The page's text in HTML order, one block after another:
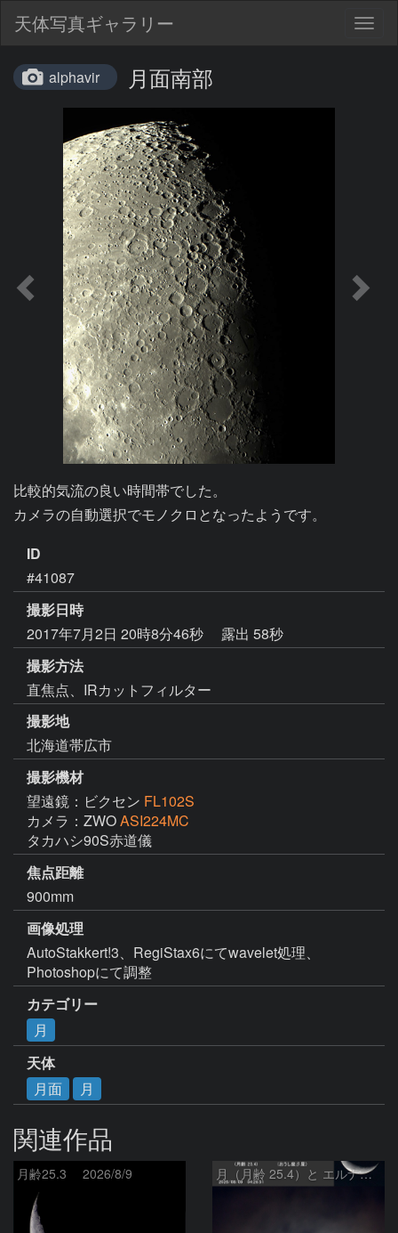
天体写真ギャラリー
alphavir 月面南部
比較的気流の良い時間帯でした。
カメラの自動選択でモノクロとなったようです。
ID
#41087
撮影日時
2017年7月2日 20時8分46秒
露出 58秒
撮影方法
直焦点、IRカットフィルター
撮影地
北海道帯広市
撮影機材
望遠鏡：ビクセン FL102S
カメラ：ZWOASI224MC
タカハシ90S赤道儀
焦点距離
900mm
画像処理
AutoStakkert!3、RegiStax6にてwavelet処理、
Photoshopにて調整
カテゴリー
月
天体
月面
月
関連作品
月齢25.3 2026/8/9 月（月齢 25.4）と エルナト（おうし座β星）